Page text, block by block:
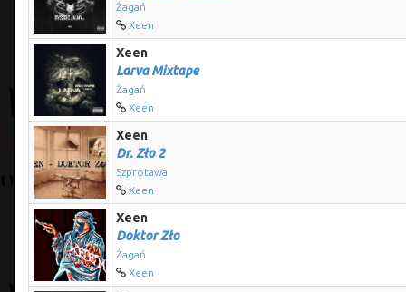
Żagań
Xeen
Xeen
Larva Mixtape
Żagań
Xeen
Xeen
Dr. Zło 2
Szprotawa
Xeen
Xeen
Doktor Zło
Żagań
Xeen